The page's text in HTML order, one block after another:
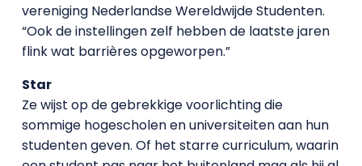
vereniging Nederlandse Wereldwijde Studenten.
“Ook de instellingen zelf hebben de laatste jaren
flink wat barrières opgeworpen.”
Star
Ze wijst op de gebrekkige voorlichting die
sommige hogescholen en universiteiten aan hun
studenten geven. Of het starre curriculum, waarin